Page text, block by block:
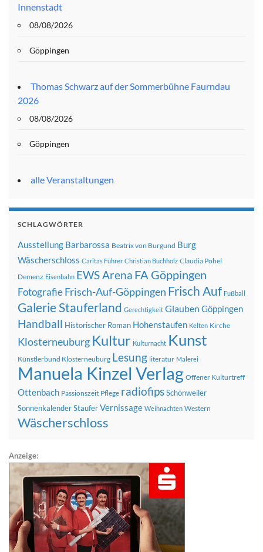
Innenstadt
08/08/2026
Göppingen
Thomas Schwarz auf der Sommerbühne Faurndau
2026
08/08/2026
Göppingen
alle Veranstaltungen
SCHLAGWÖRTER
Ausstellung Barbarossa Beatrix von Burgund Burg
Wäscherschloss Caritas Führer Christian Buchholz Claudia Pohel
Demenz Eisenbahn EWS Arena FA Göppingen
FotografieFrisch-Auf-Göppingen Frisch Auf Fußball
Galerie Stauferland Gerechtigkeit Glauben Göppingen
Handball Historischer Roman Hohenstaufen Kelten Kirche
Klosterneuburg Kultur Kulturnacht Kunst
Künstlerbund Klosterneuburg Lesung literatur Malerei
Manuela Kinzel Verlag Offener Kulturtreff
Ottenbach Passionszeit Pflege radiofipsSchönweiler
SonnenkalenderStauferVernissage Weihnachten Western
Wäscherschloss
Anzeige: